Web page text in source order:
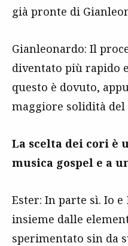
già pronte di
Gianleonardo: Il
diventato più rapido
questo è dovuto,
maggiore solidità
La scelta dei cori è
musica gospel e a
Ester: In parte sì. Io
insieme dalle
sperimentato sin da